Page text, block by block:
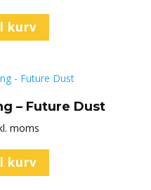
kurv
– Future Dust
moms
kurv